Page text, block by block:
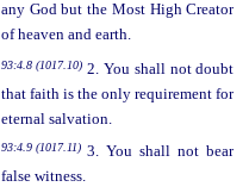
any God but the Most High Creator
of heaven and earth.
93:4.8 (1017.10) 2. You shall not doubt
that faith is the only requirement for
eternal salvation.
93:4.9 (1017.11) 3. You shall not bear
false witness.